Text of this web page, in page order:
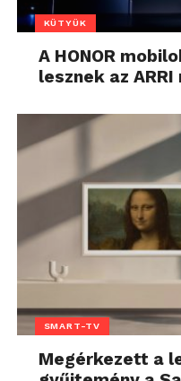
KÜTYÜK
A HONOR
lesznek az
SMART-TV
Megérkezett a